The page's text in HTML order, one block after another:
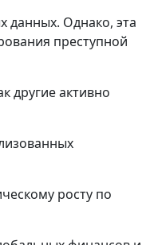
данных. Однако, эта
преступной
другие активно
росту по